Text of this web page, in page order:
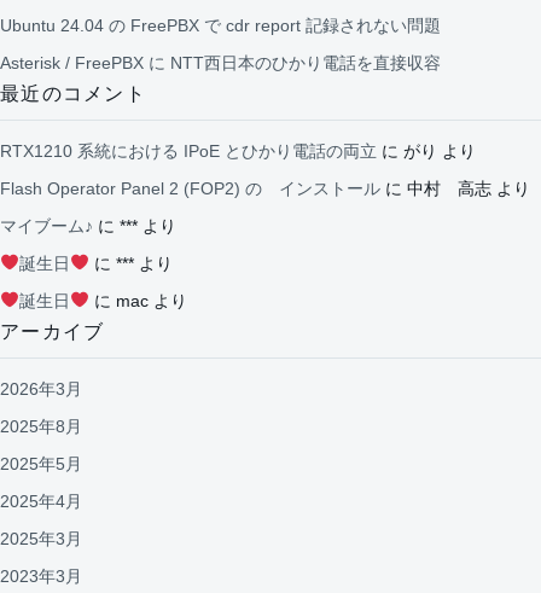
Ubuntu 24.04 の FreePBX で cdr report 記録されない問題
Asterisk / FreePBX に NTT西日本のひかり電話を直接収容
最近のコメント
RTX1210 系統における IPoE とひかり電話の両立 に がり より
Flash Operator Panel 2 (FOP2) の インストール に 中村 高志 より
マイブーム♪ に *** より
誕生日
に ***より
誕生日
に macより
アーカイブ
2026年3月
2025年8月
2025年5月
2025年4月
2025年3月
2023年3月